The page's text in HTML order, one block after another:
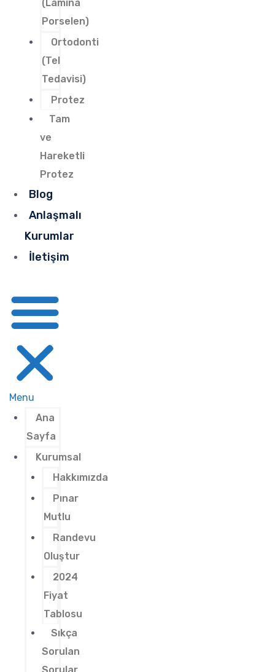
(Lamina
Porselen)
Ortodonti
(Tel
Tedavisi)
Protez
Tam
ve
Hareketli
Protez
Blog
Anlaşmalı
Kurumlar
İletişim
Menu
Ana
Sayfa
Kurumsal
Hakkımızda
Pınar
Mutlu
Randevu
Oluştur
2024
Fiyat
Tablosu
Sıkça
Sorulan